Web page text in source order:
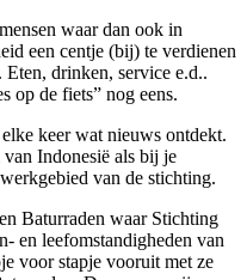
waar dan ook in
een centje (bij) te verdienen
drinken, service e.d..
op de fiets” nog eens.
keer wat nieuws ontdekt.
Indonesië als bij je
van de stichting.
Baturraden waar Stichting
en leefomstandigheden van
voor stapje vooruit met ze